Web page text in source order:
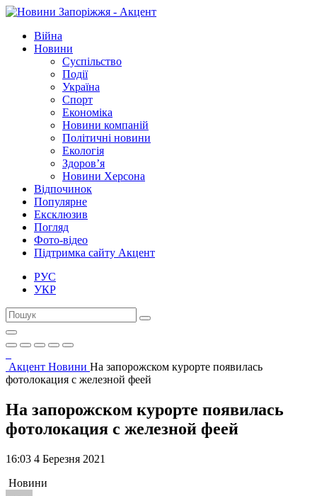
Війна
Новини
Суспільство
Події
Україна
Спорт
Економіка
Новини компаній
Політичні новини
Екологія
Здоров’я
Новини Херсона
Відпочинок
Популярне
Ексклюзив
Погляд
Фото-відео
Підтримка сайту Акцент
РУС
УКР
Акцент Новини На запорожском курорте появилась
фотолокация с железной феей
На запорожском курорте появилась
фотолокация с железной феей
16:03 4 Березня 2021
Новини